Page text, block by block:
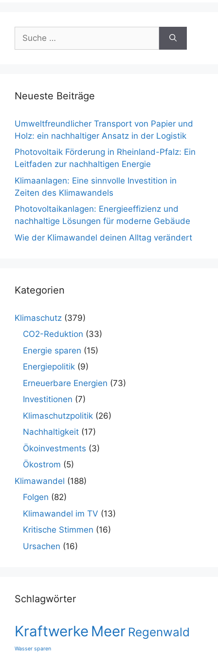
nach:
Neueste Beiträge
Umweltfreundlicher Transport von Papier und
Holz: ein nachhaltiger Ansatz in der Logistik
Photovoltaik Förderung in Rheinland-Pfalz: Ein
Leitfaden zur nachhaltigen Energie
Klimaanlagen: Eine sinnvolle Investition in
Zeiten des Klimawandels
Photovoltaikanlagen: Energieeffizienz und
nachhaltige Lösungen für moderne Gebäude
Wie der Klimawandel deinen Alltag verändert
Kategorien
Klimaschutz (379)
CO2-Reduktion (33)
Energie sparen (15)
Energiepolitik (9)
Erneuerbare Energien (73)
Investitionen (7)
Klimaschutzpolitik (26)
Nachhaltigkeit (17)
Ökoinvestments (3)
Ökostrom (5)
Klimawandel (188)
Folgen (82)
Klimawandel im TV (13)
Kritische Stimmen (16)
Ursachen (16)
Schlagwörter
Kraftwerke Meer Regenwald
Wasser sparen